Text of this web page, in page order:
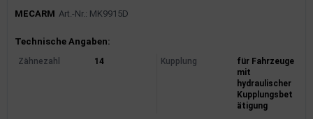
MECARM Art.-Nr.: MK9915D
Produktinformationen
Technische Angaben:
Zähnezahl 14 Kupplung
für Fahrzeuge
mit
hydraulischer
Kupplungsbet
ätigung